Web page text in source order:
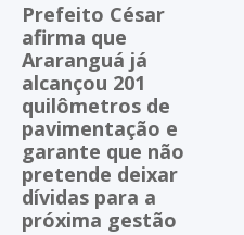
Prefeito César
afirma que
Araranguá já
alcançou 201
quilômetros de
pavimentação e
garante que não
pretende deixar
dívidas para a
próxima gestão